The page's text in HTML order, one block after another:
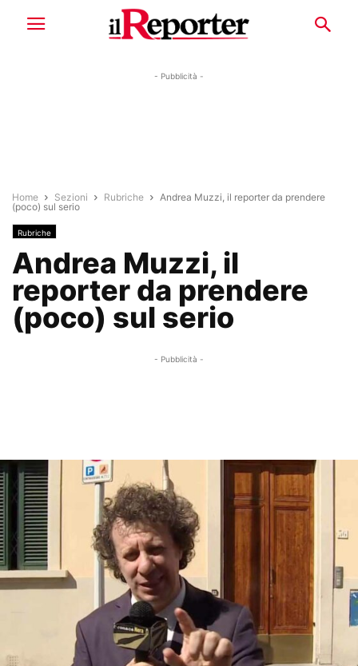
- Pubblicità -
Home Sezioni Rubriche
Andrea Muzzi, il reporter da prendere
(poco) sul serio
Rubriche
Andrea Muzzi, il
reporter da prendere
(poco) sul serio
- Pubblicità -